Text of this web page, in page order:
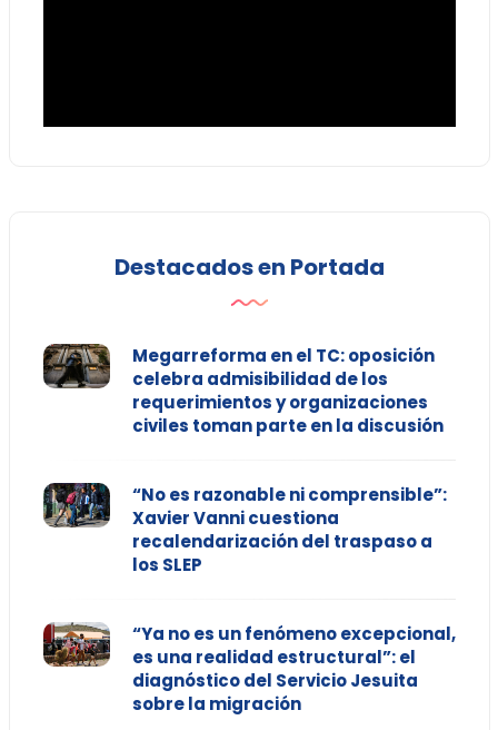
Destacados en Portada
Megarreforma en el TC: oposición
celebra admisibilidad de los
requerimientos y organizaciones
civiles toman parte en la discusión
“No es razonable ni comprensible”:
Xavier Vanni cuestiona
recalendarización del traspaso a
los SLEP
“Ya no es un fenómeno excepcional,
es una realidad estructural”: el
diagnóstico del Servicio Jesuita
sobre la migración